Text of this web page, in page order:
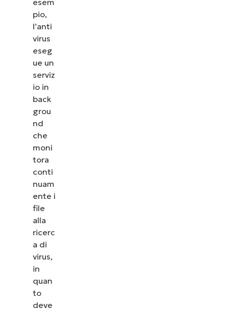
pio,
l’anti
virus
eseg
ue un
serviz
io in
back
grou
nd
che
moni
tora
conti
nuam
ente i
file
alla
ricerc
a di
virus,
in
quan
to
deve